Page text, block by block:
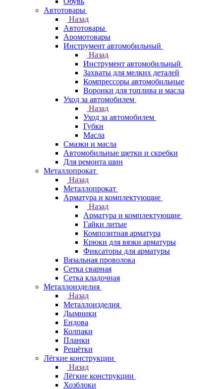
Автотовары
Назад
Автотовары
Аромотовары
Инструмент автомобильный
Назад
Инструмент автомобильный
Захваты для мелких деталей
Компрессоры автомобильные
Воронки для топлива и масла
Уход за автомобилем
Назад
Уход за автомобилем
Губки
Масла
Смазки и масла
Автомобильные щетки и скребки
Для ремонта шин
Металлопрокат
Назад
Металлопрокат
Арматура и комплектующие
Назад
Арматура и комплектующие
Гайки литые
Композитная арматура
Крюки для вязки арматуры
Фиксаторы для арматуры
Вязальная проволока
Сетка сварная
Сетка кладочная
Металлоизделия
Назад
Металлоизделия
Дымники
Ендова
Колпаки
Планки
Решётки
Лёгкие конструкции
Назад
Лёгкие конструкции
Хозблоки